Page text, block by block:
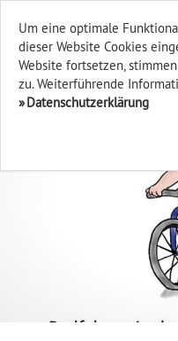
Um eine optimale
dieser Website Cookies
Website fort­setzen,
zu. Weiterführende
Datenschutzerklärung